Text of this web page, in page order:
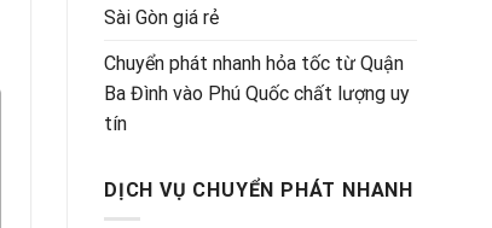
Sài Gòn giá rẻ
Chuyển phát nhanh hỏa tốc từ Quận
Ba Đình vào Phú Quốc chất lượng uy
tín
DỊCH VỤ CHUYỂN PHÁT NHANH